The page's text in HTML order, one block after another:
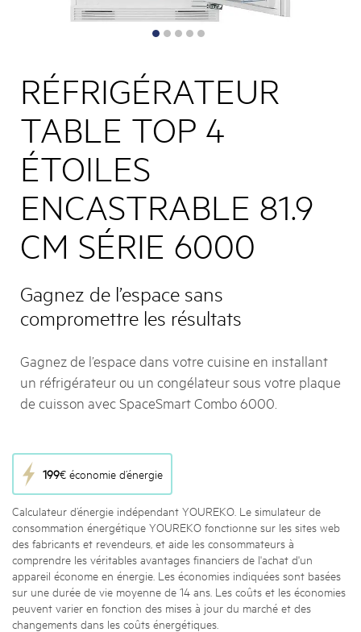
RÉFRIGÉRATEUR
TABLE TOP 4
ÉTOILES
ENCASTRABLE 81.9
CM SÉRIE 6000
Gagnez de l’espace sans
compromettre les résultats
Gagnez de l’espace dans votre cuisine en installant
un réfrigérateur ou un congélateur sous votre plaque
de cuisson avec SpaceSmart Combo 6000.
199€ économie d’énergie
Calculateur d’énergie indépendant YOUREKO. Le simulateur de
consommation énergétique YOUREKO fonctionne sur les sites web
des fabricants et revendeurs, et aide les consommateurs à
comprendre les véritables avantages financiers de l'achat d'un
appareil économe en énergie. Les économies indiquées sont basées
sur une durée de vie moyenne de 14 ans. Les coûts et les économies
peuvent varier en fonction des mises à jour du marché et des
changements dans les coûts énergétiques.